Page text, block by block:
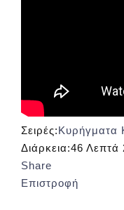
Σειρές:Κυρήγματα
Διάρκεια:46 Λεπτά
Share
Επιστροφή